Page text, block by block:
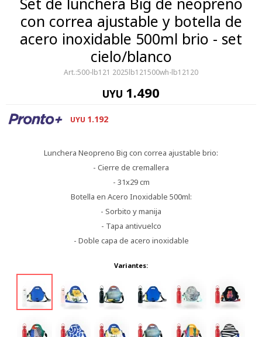
con correa ajustable y botella de
acero inoxidable 500ml brio - set
cielo/blanco
500-lb121 2025lb121500wh-lb12120
UYU 1.490
UYU 1.192
Lunchera Neopreno Big con correa ajustable brio:
- Cierre de cremallera
- 31x29 cm
Botella en Acero Inoxidable 500ml:
- Sorbito y manija
- Tapa antivuelco
- Doble capa de acero inoxidable
Variantes: